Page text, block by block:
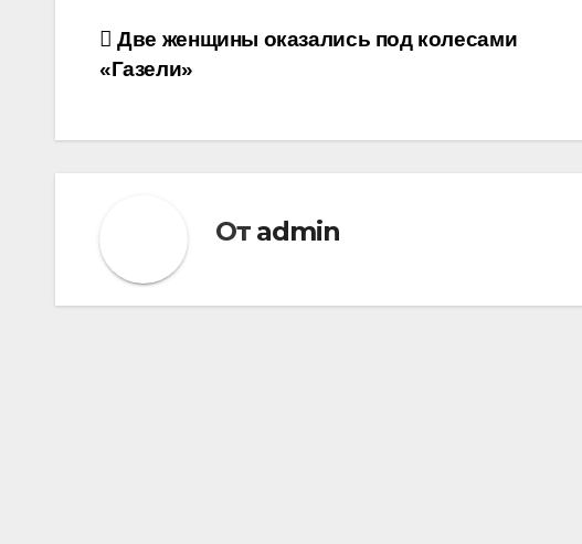
Навигация
записям
Две женщины оказались под колесами
«Газели»
От admin